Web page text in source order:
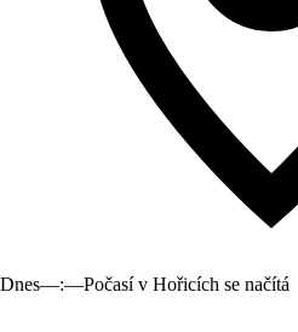
Dnes—:—Počasí v Hořicích se načítá